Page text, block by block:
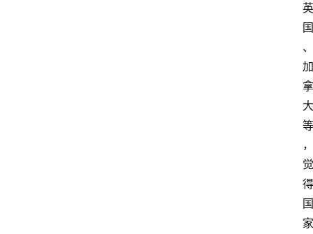
英
国
、
加
拿
大
等
，
觉
得
国
家